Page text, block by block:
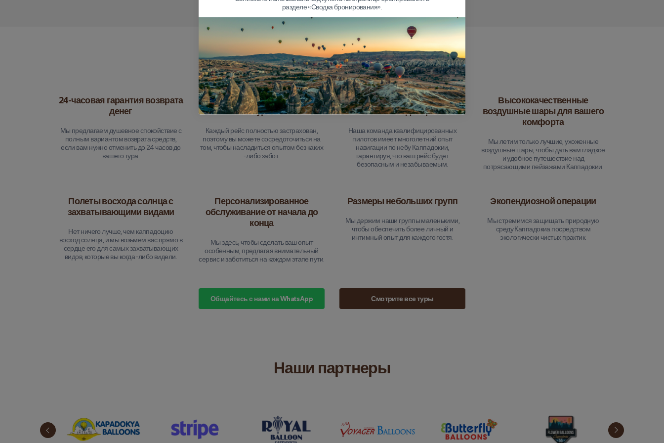
Почему мы выбираем?
24-часовая гарантия возврата
денег
Мы предлагаем душевное спокойствие с
полным вариантом возврата средств,
если вам нужно отменить до 24 часов до
вашего тура.
Комплексное страхование
тура
Каждый рейс полностью застрахован,
поэтому вы можете сосредоточиться на
том, чтобы насладиться опытом без каких
-либо забот.
Опытные пилоты, которым
вы можете доверять
Наша команда квалифицированных
пилотов имеет многолетний опыт
навигации по небу Каппадокии,
гарантируя, что ваш рейс будет
безопасным и незабываемым.
Высококачественные
воздушные шары для вашего
комфорта
Мы летим только лучшие, ухоженные
воздушные шары, чтобы дать вам гладкое
и удобное путешествие над
потрясающими пейзажами Каппадокии.
Полеты восхода солнца с
захватывающими видами
Нет ничего лучше, чем каппадоцию
восход солнца, и мы возьмем вас прямо в
сердце его для самых захватывающих
видов, которые вы когда -либо видели.
Персонализированное
обслуживание от начала до
конца
Мы здесь, чтобы сделать ваш опыт
особенным, предлагая внимательный
сервис и заботиться на каждом этапе пути.
Размеры небольших групп
Мы держим наши группы маленькими,
чтобы обеспечить более личный и
интимный опыт для каждого гостя.
Экопендиозной операции
Мы стремимся защищать природную
среду Каппадокиа посредством
экологически чистых практик.
Общайтесь с нами на WhatsApp Смотрите все туры
Наши партнеры
разделе «Сводка бронирования».